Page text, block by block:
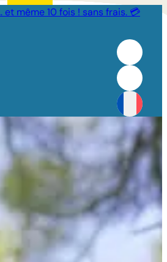
et même 10 fois ! sans frais. 💳